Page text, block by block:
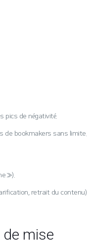
de négativité.
de bookmakers sans limite.
»).
retrait du contenu).
mise